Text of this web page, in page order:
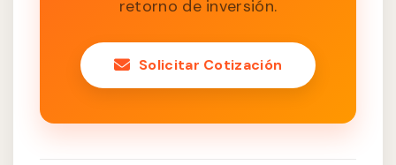
retorno de inversión.
Solicitar Cotización